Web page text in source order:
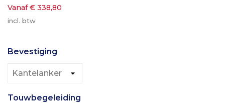
Vanaf € 338,80
incl. btw
Bevestiging
Touwbegeleiding